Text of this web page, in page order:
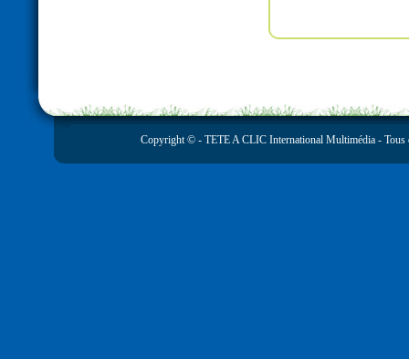
Copyright © - TETE A CLIC International Multimédia - Tous